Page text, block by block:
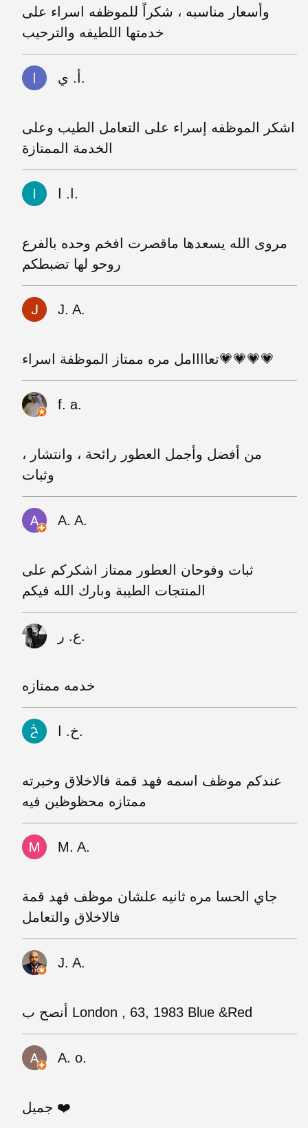
وأسعار مناسبه ، شكراً للموظفه اسراء على
خدمتها اللطيفه والترحيب
أ. ي.
اشكر الموظفه إسراء على التعامل الطيب وعلى
الخدمة الممتازة
ا. ا.
مروى الله يسعدها ماقصرت افخم وحده بالفرع
روحو لها تضبطكم
J. A.
تعاااامل مره ممتاز الموظفة اسراء💗💗💗💗
f. a.
من أفضل وأجمل العطور رائحة ، وانتشار ،
وثبات
A. A.
ثبات وفوحان العطور ممتاز اشكركم على
المنتجات الطيبة وبارك الله فيكم
ع. ر.
خدمه ممتازه
خ. ا.
عندكم موظف اسمه فهد قمة فالاخلاق وخبرته
ممتازه محظوظين فيه
M. A.
جاي الحسا مره ثانيه علشان موظف فهد قمة
فالاخلاق والتعامل
J. A.
أنصح ب London , 63, 1983 Blue &Red
A. o.
جميل ❤️